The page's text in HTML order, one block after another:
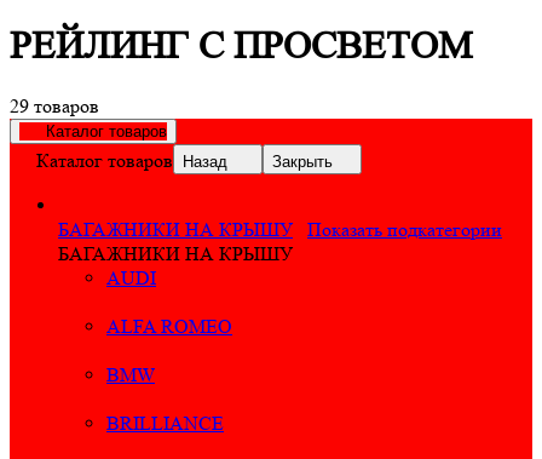
РЕЙЛИНГ С ПРОСВЕТОМ
29 товаров
Каталог товаров
Каталог товаров Назад Закрыть
БАГАЖНИКИ НА КРЫШУ
Показать подкатегории
БАГАЖНИКИ НА КРЫШУ
AUDI
ALFA ROMEO
BMW
BRILLIANCE